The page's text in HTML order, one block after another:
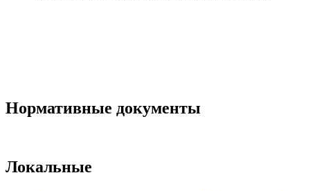
Нормативные документы
Локальные